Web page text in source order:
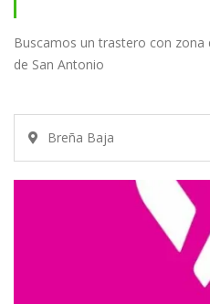
Buscamos un trastero con zona
de San Antonio
Breña Baja